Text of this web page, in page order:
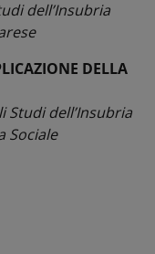
dell’Insubria
DELLA
Studi dell’Insubria
Sociale